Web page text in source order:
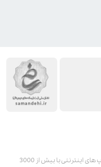
پت استور به عنوان یکی از قدیمی‌ترین پت شاپ های اینترنتی با بیش از 3000